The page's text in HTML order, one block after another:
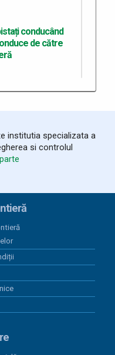
conducând
de către
pe
sărbătorită
de aproximativ
de autoritățile
de polițiștii de
SPF Valea lui
de Frontieră
institutia specializata a
si controlul